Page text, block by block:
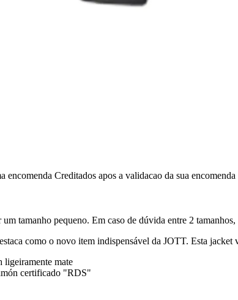
encomenda Creditados apos a validacao da sua encomenda
um tamanho pequeno. Em caso de dúvida entre 2
como o novo item indispensável da JOTT. Esta jacket
ligeiramente mate
certificado "RDS"